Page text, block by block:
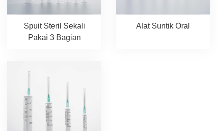
Spuit Steril Sekali
Pakai 3 Bagian
Alat Suntik Oral